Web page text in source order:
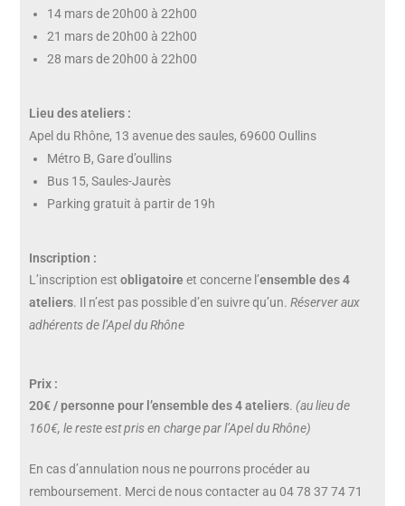
14 mars de 20h00 à 22h00
21 mars de 20h00 à 22h00
28 mars de 20h00 à 22h00
Lieu des ateliers :
Apel du Rhône, 13 avenue des saules, 69600 Oullins
Métro B, Gare d’oullins
Bus 15, Saules-Jaurès
Parking gratuit à partir de 19h
Inscription :
L’inscription estobligatoire et concerne l’ensemble des 4
ateliers. Il n’est pas possible d’en suivre qu’un.Réserver aux
adhérents de l’Apel du Rhône
Prix :
20€ / personne pour l’ensemble des 4 ateliers.(au lieu de
160€, le reste est pris en charge par l’Apel du Rhône)
En cas d’annulation nous ne pourrons procéder au
remboursement. Merci de nous contacter au 04 78 37 74 71